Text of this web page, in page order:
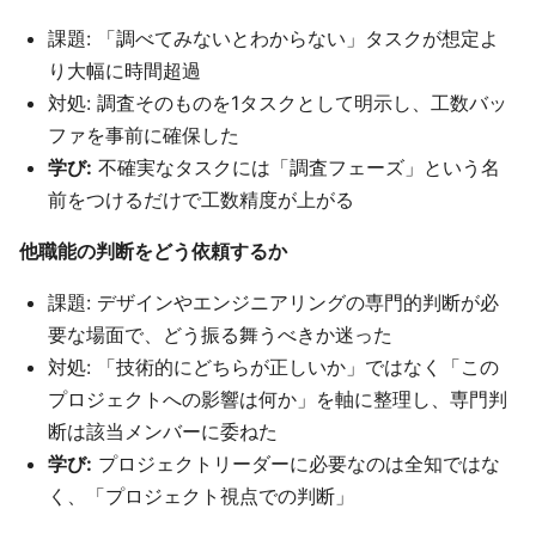
課題: 「調べてみないとわからない」タスクが想定よ
り大幅に時間超過
対処: 調査そのものを1タスクとして明示し、工数バッ
ファを事前に確保した
学び: 不確実なタスクには「調査フェーズ」という名
前をつけるだけで工数精度が上がる
他職能の判断をどう依頼するか
課題: デザインやエンジニアリングの専門的判断が必
要な場面で、どう振る舞うべきか迷った
対処: 「技術的にどちらが正しいか」ではなく「この
プロジェクトへの影響は何か」を軸に整理し、専門判
断は該当メンバーに委ねた
学び: プロジェクトリーダーに必要なのは全知ではな
く、「プロジェクト視点での判断」